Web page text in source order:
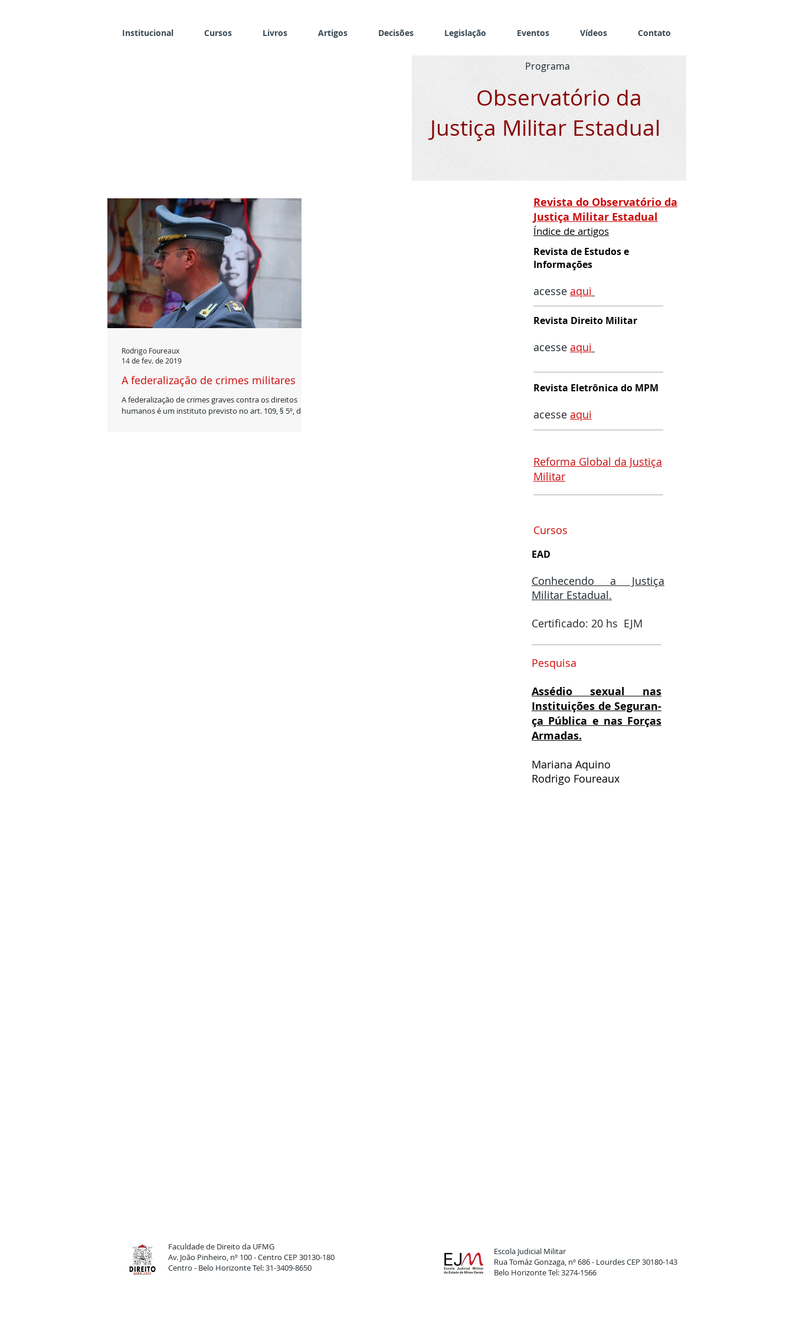
Institucional Cursos Livros Artigos Decisões Legislação Eventos Vídeos Contato
Observatório da
Justiça Militar Estadual
Programa
A federalização de crimes militares
A federalização de crimes graves contra os direitos
humanos é um instituto previsto no art. 109, § 5º, da
Rodrigo Foureaux
14 de fev. de 2019
Revista do Observatório da
Justiça Militar Estadual
Índice de artigos
Revista de Estudos e
Informações
acesse aqui
Revista Direito Militar
acesse aqui
Revista Eletrônica do MPM
acesse aqui
Reforma Global da Justiça
Militar
Cursos
EAD
Conhecendo a Justiça
Militar Estadual.
Certificado: 20 hs EJM
Pesquisa
Assédio sexual nas
Instituições de Seguran-
ça Pública e nas Forças
Armadas.
Mariana Aquino
Rodrigo Foureaux
Faculdade de Direito da UFMG
Av. João Pinheiro, nº 100 - Centro CEP 30130-180
Centro - Belo Horizonte Tel: 31-3409-8650
Escola Judicial Militar
Rua Tomáz Gonzaga, nº 686 - Lourdes CEP 30180-143
Belo Horizonte Tel: 3274-1566